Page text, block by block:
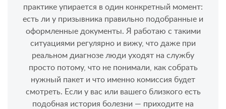
практике упирается в один конкретный момент:
есть ли у призывника правильно подобранные и
оформленные документы. Я работаю с такими
ситуациями регулярно и вижу, что даже при
реальном диагнозе люди уходят на службу
просто потому, что не понимали, как собрать
нужный пакет и что именно комиссия будет
смотреть. Если у вас или вашего близкого есть
подобная история болезни — приходите на